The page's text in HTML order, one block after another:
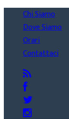
Chi Siamo
Dove Siamo
Orari
Contattaci